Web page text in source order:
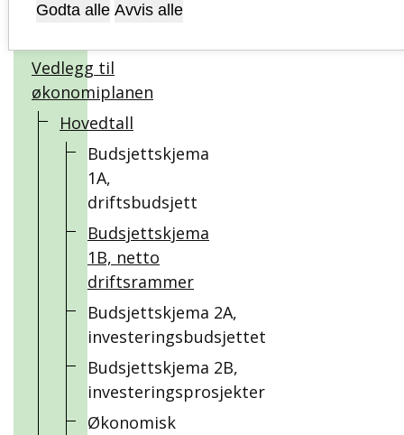
foretak
Vedlegg til
økonomiplanen
Hovedtall
Budsjettskjema
1A,
driftsbudsjett
Budsjettskjema
1B, netto
driftsrammer
Budsjettskjema 2A,
investeringsbudsjettet
Budsjettskjema 2B,
investeringsprosjekter
Økonomisk
Godta alle Avvis alle